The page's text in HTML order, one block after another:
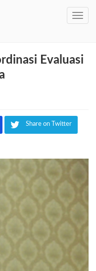
Evaluasi
Share on Twitter